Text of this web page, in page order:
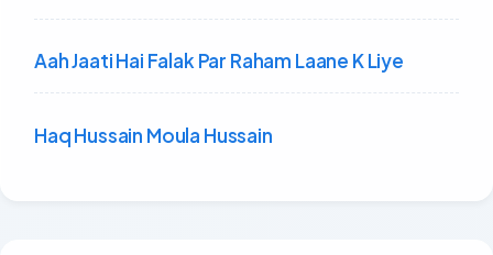
Aah Jaati Hai Falak Par Raham Laane K Liye
Haq Hussain Moula Hussain